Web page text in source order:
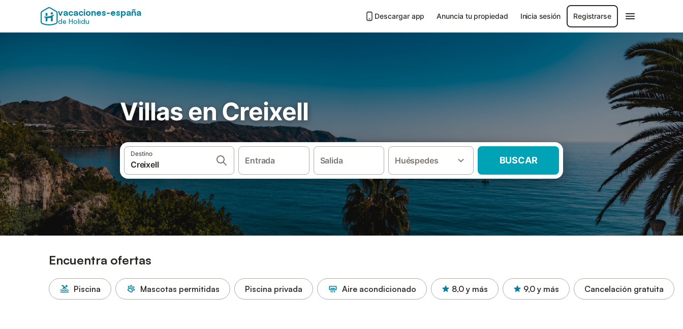
vacaciones-españa
de Holidu
Descargar app Anuncia tu propiedad Inicia sesión Registrarse
Villas en Creixell
Destino
Entrada Salida Huéspedes BUSCAR
Encuentra ofertas
Piscina Mascotas permitidas Piscina privada Aire acondicionado 8,0 y más 9,0 y más Cancelación gratuita